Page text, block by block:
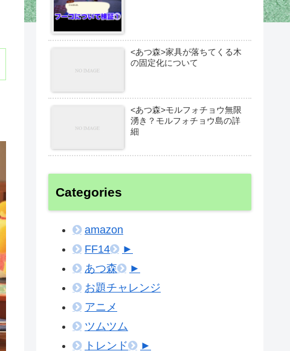
<あつ森>家具が落ちてくる木
の固定化について
<あつ森>モルフォチョウ無限
湧き？モルフォチョウ島の詳
細
Categories
amazon
FF14
►
あつ森
►
お題チャレンジ
アニメ
ツムツム
トレンド
►